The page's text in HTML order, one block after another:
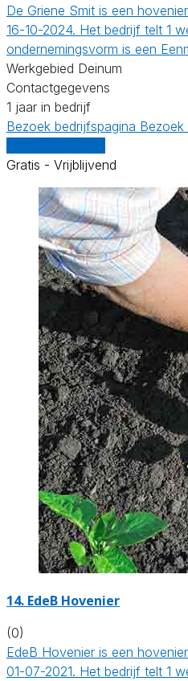
De Griene Smit is een
16-10-2024. Het bedrijf telt 1
ondernemingsvorm is een
Werkgebied Deinum
Contactgegevens
1 jaar in bedrijf
Bezoek bedrijfspagina Bezoek
Gratis - Vrijblijvend
14. EdeB Hovenier
(0)
EdeB Hovenier is een
01-07-2021. Het bedrijf telt 1